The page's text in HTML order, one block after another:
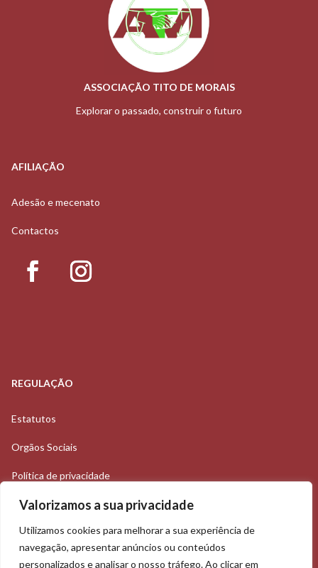
Valorizamos a sua privacidade
Utilizamos cookies para melhorar a sua experiência de
navegação, apresentar anúncios ou conteúdos
personalizados e analisar o nosso tráfego. Ao clicar em
ASSOCIAÇÃO TITO DE MORAIS
Explorar o passado, construir o futuro
AFILIAÇÃO
Adesão e mecenato
Contactos
REGULAÇÃO
Estatutos
Orgãos Sociais
Política de privacidade
Rua Abel Salazar, 37B